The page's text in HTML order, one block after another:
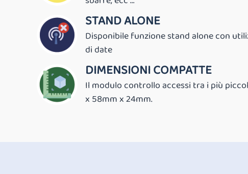
STAND ALONE
Disponibile funzione stand alone con
di date
DIMENSIONI COMPATTE
Il modulo controllo accessi tra i più
x 58mm x 24mm.